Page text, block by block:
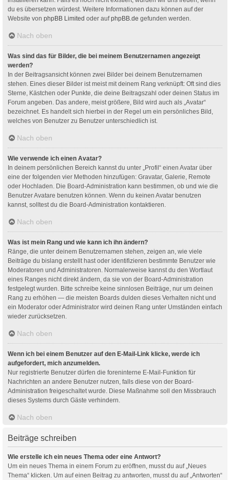
du es übersetzen würdest. Weitere Informationen dazu können auf der
Website von phpBB Limited oder aufphpBB.de gefunden werden.
Nach oben
Was sind das für Bilder, die bei meinem Benutzernamen angezeigt
werden?
In der Beitragsansicht können zwei Bilder bei deinem Benutzernamen
stehen. Eines dieser Bilder ist meist mit deinem Rang verknüpft: Oft sind dies
Sterne, Kästchen oder Punkte, die deine Beitragszahl oder deinen Status im
Forum angeben. Das andere, meist größere, Bild wird auch als „Avatar“
bezeichnet. Es handelt sich hierbei in der Regel um ein persönliches Bild,
welches von Benutzer zu Benutzer unterschiedlich ist.
Nach oben
Wie verwende ich einen Avatar?
In deinem persönlichen Bereich kannst du unter „Profil“ einen Avatar über
eine der folgenden vier Methoden hinzufügen: Gravatar, Galerie, Remote
oder Hochladen. Die Board-Administration kann bestimmen, ob und wie die
Benutzer Avatare benutzen können. Wenn du keinen Avatar benutzen
kannst, solltest du die Board-Administration kontaktieren.
Nach oben
Was ist mein Rang und wie kann ich ihn ändern?
Ränge, die unter deinem Benutzernamen stehen, zeigen an, wie viele
Beiträge du bislang erstellt hast oder identifizieren bestimmte Benutzer wie
Moderatoren und Administratoren. Normalerweise kannst du den Wortlaut
eines Ranges nicht direkt ändern, da sie von der Board-Administration
festgelegt wurden. Bitte schreibe keine sinnlosen Beiträge, nur um deinen
Rang zu erhöhen — die meisten Boards dulden dieses Verhalten nicht und
ein Moderator oder Administrator wird deinen Rang unter Umständen einfach
wieder zurücksetzen.
Nach oben
Wenn ich bei einem Benutzer auf den E-Mail-Link klicke, werde ich
aufgefordert, mich anzumelden.
Nur registrierte Benutzer dürfen die foreninterne E-Mail-Funktion für
Nachrichten an andere Benutzer nutzen, falls diese von der Board-
Administration freigeschaltet wurde. Diese Maßnahme soll den Missbrauch
dieses Systems durch Gäste verhindern.
Nach oben
Beiträge schreiben
Wie erstelle ich ein neues Thema oder eine Antwort?
Um ein neues Thema in einem Forum zu eröffnen, musst du auf „Neues
Thema“ klicken. Um auf einen Beitrag zu antworten, musst du auf „Antworten“